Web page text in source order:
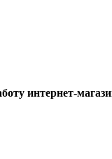
интернет-